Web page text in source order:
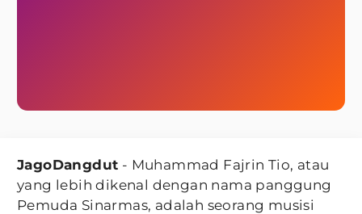
JagoDangdut - Muhammad Fajrin Tio, atau
yang lebih dikenal dengan nama panggung
Pemuda Sinarmas, adalah seorang musisi